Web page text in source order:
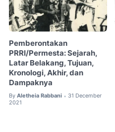
Pemberontakan
PRRI/Permesta: Sejarah,
Latar Belakang, Tujuan,
Kronologi, Akhir, dan
Dampaknya
By Aletheia Rabbani • 31 December
2021